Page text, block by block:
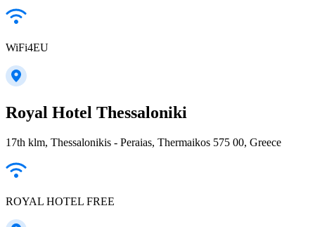
WiFi4EU
Royal Hotel Thessaloniki
17th klm, Thessalonikis - Peraias, Thermaikos 575 00, Greece
ROYAL HOTEL FREE